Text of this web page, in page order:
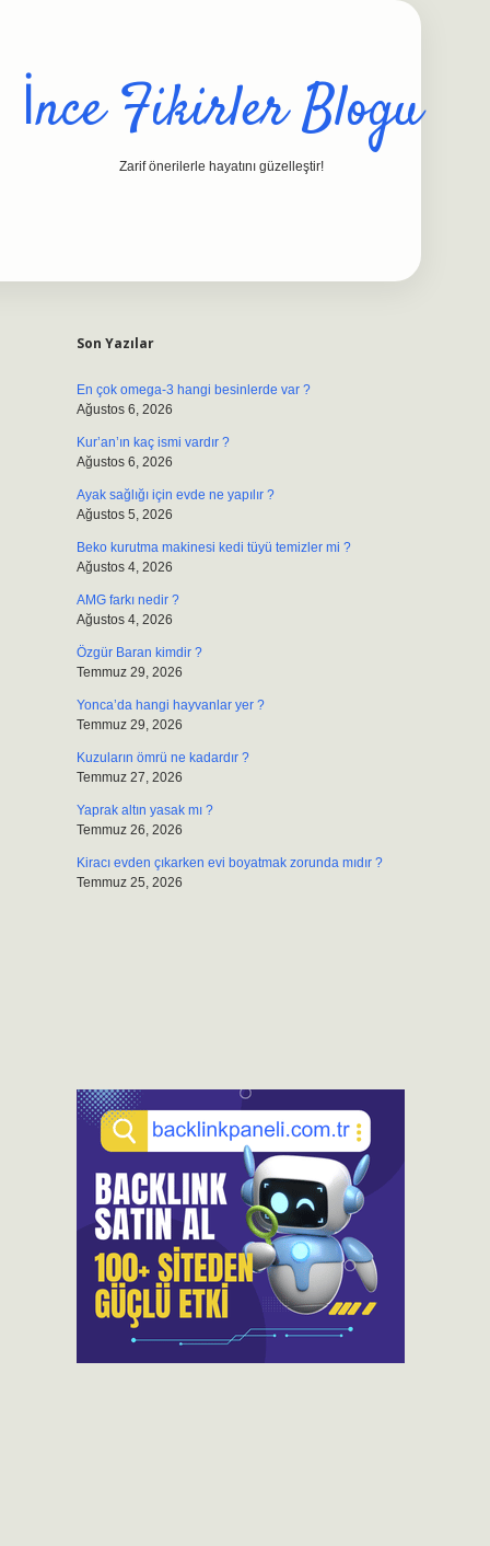
İnce Fikirler Blogu
Zarif önerilerle hayatını güzelleştir!
Son Yazılar
En çok omega-3 hangi besinlerde var ?
Ağustos 6, 2026
Kur’an’ın kaç ismi vardır ?
Ağustos 6, 2026
Ayak sağlığı için evde ne yapılır ?
Ağustos 5, 2026
Beko kurutma makinesi kedi tüyü temizler mi ?
Ağustos 4, 2026
AMG farkı nedir ?
Ağustos 4, 2026
Özgür Baran kimdir ?
Temmuz 29, 2026
Yonca’da hangi hayvanlar yer ?
Temmuz 29, 2026
Kuzuların ömrü ne kadardır ?
Temmuz 27, 2026
Yaprak altın yasak mı ?
Temmuz 26, 2026
Kiracı evden çıkarken evi boyatmak zorunda mıdır ?
Temmuz 25, 2026